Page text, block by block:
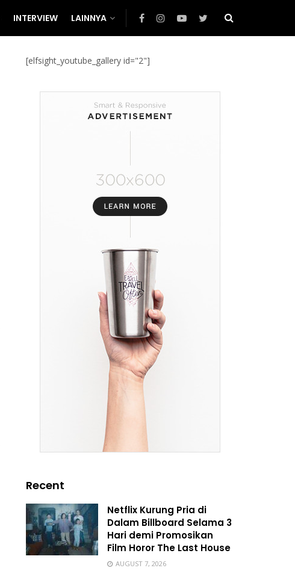
INTERVIEW LAINNYA
[elfsight_youtube_gallery id="2"]
Recent
Netflix Kurung Pria di
Dalam Billboard Selama 3
Hari demi Promosikan
Film Horor The Last House
AUGUST 7, 2026